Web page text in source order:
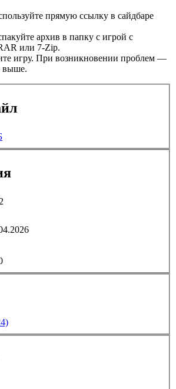
прямую ссылку в сайдбаре
архив в папку с игрой с
или 7-Zip.
игру. При возникновении проблем —
выше.